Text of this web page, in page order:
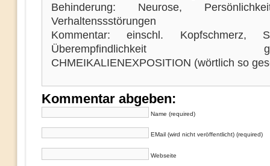
Behinderung: Neurose,
Verhaltenssstörungen
Kommentar: einschl. Kopfschmerz,
Überempfindlichkeit
CHMEIKALIENEXPOSITION (wörtlich so
Kommentar abgeben:
Name (required)
EMail (wird nicht veröffentlicht) (required)
Webseite